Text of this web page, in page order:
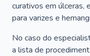
curativos em úlceras,
para varizes e
No caso do
a lista de